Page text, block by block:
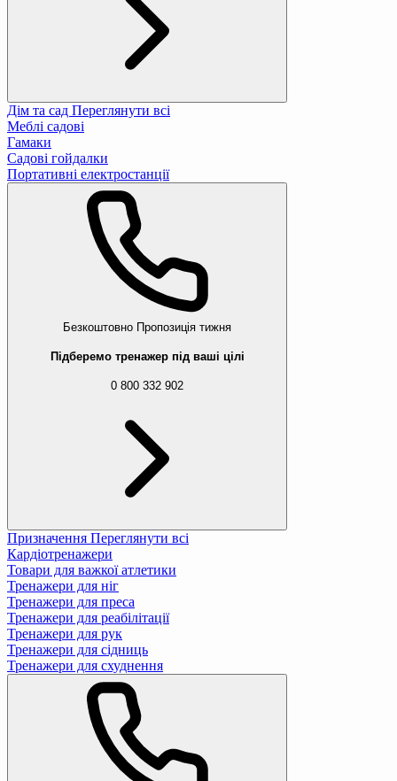
Дім та сад Переглянути всі
Меблі садові
Гамаки
Садові гойдалки
Портативні електростанції
Безкоштовно Пропозиція тижня
Підберемо тренажер під ваші цілі
0 800 332 902
Призначення Переглянути всі
Кардіотренажери
Товари для важкої атлетики
Тренажери для ніг
Тренажери для преса
Тренажери для реабілітації
Тренажери для рук
Тренажери для сідниць
Тренажери для схуднення